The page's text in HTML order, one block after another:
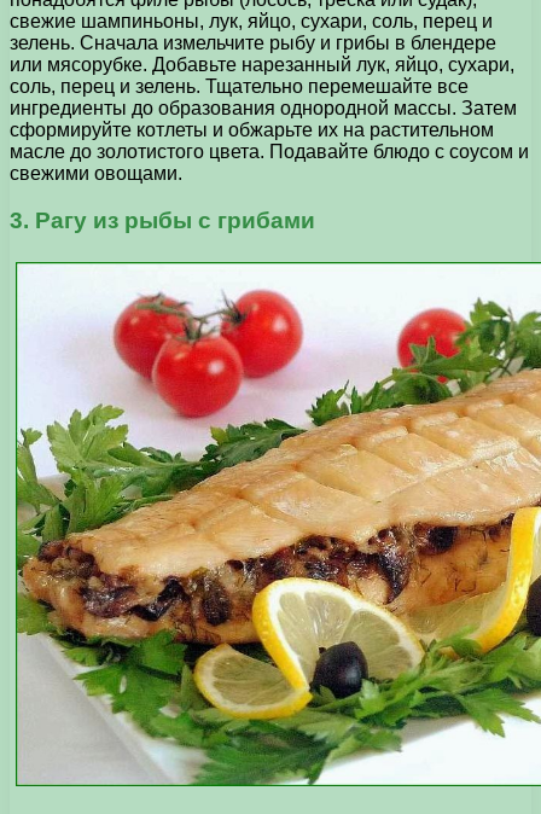
свежие шампиньоны, лук, яйцо, сухари, соль, перец и
зелень. Сначала измельчите рыбу и грибы в блендере
или мясорубке. Добавьте нарезанный лук, яйцо, сухари,
соль, перец и зелень. Тщательно перемешайте все
ингредиенты до образования однородной массы. Затем
сформируйте котлеты и обжарьте их на растительном
масле до золотистого цвета. Подавайте блюдо с соусом и
свежими овощами.
3. Рагу из рыбы с грибами